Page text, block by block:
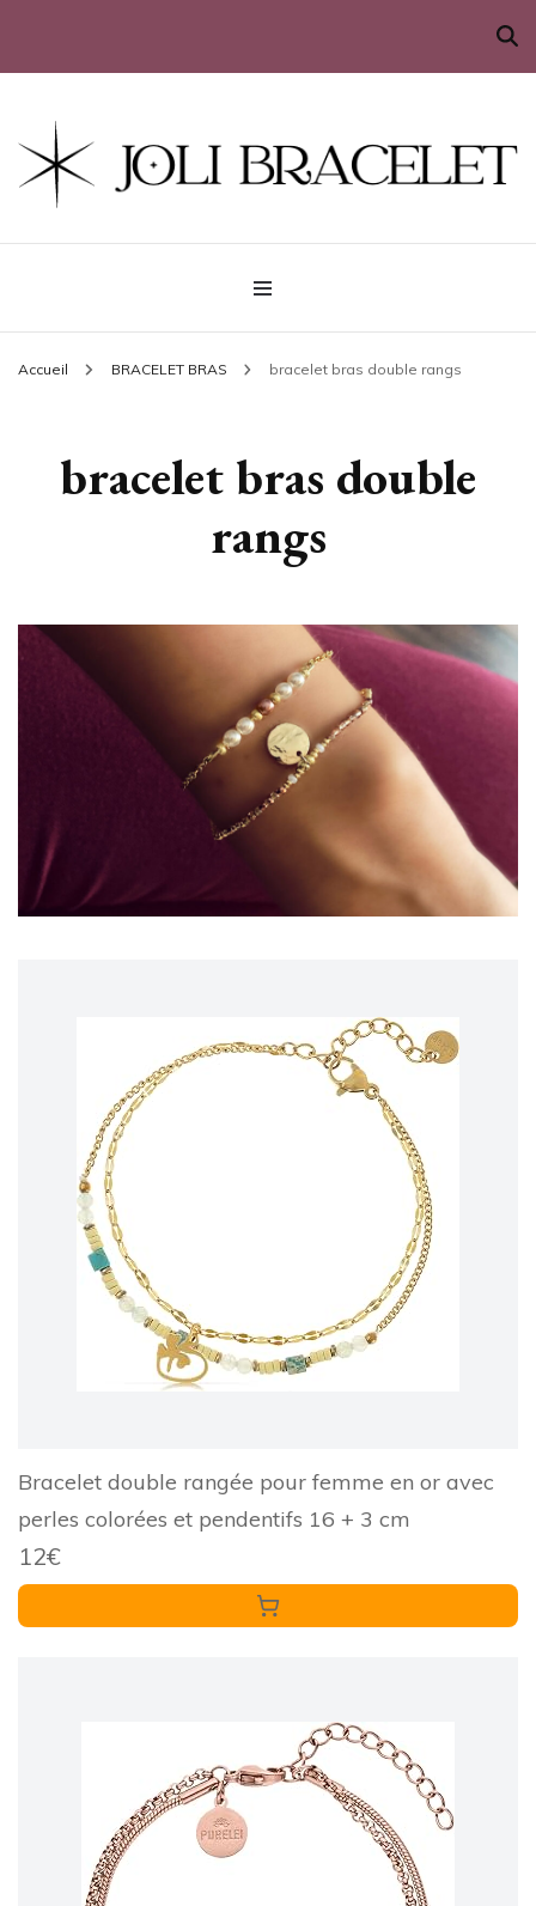
Joli Bracelet
Sublimez votre poignet
Accueil BRACELET BRAS bracelet bras double rangs
bracelet bras double
rangs
Bracelet double rangée pour femme en or avec
perles colorées et pendentifs 16 + 3 cm
12€